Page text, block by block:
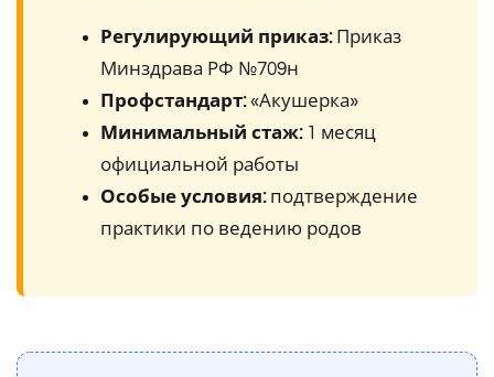
Регулирующий приказ:Приказ
Минздрава РФ №709н
Профстандарт:«Акушерка»
Минимальный стаж:1 месяц
официальной работы
Особые условия:подтверждение
практики по ведению родов